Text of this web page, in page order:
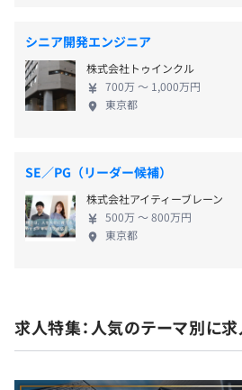
All types of insurances
社会保険完備（健康保険・厚生年
無期雇用
6カ月（期間中、条件の変更はあ
シニア開発エンジニア
株式会社トゥインクル
700万 〜 1,000万円
東京都
SE／PG（リーダー候補）
株式会社アイティーブレーン
500万 〜 800万円
東京都
求人特集：人気のテーマ別に